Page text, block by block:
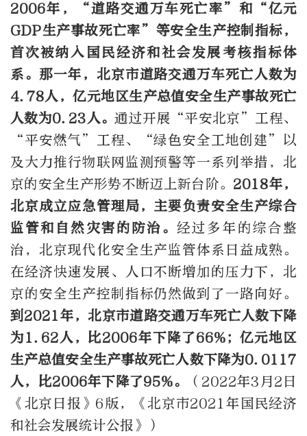
2006年，“道路交通万车死亡率”和“亿元
GDP生产事故死亡率”等安全生产控制指标，
首次被纳入国民经济和社会发展考核指标体
系。那一年，北京市道路交通万车死亡人数为
4.78人，亿元地区生产总值安全生产事故死亡
人数为0.23人。通过开展“平安北京”工程、
“平安燃气”工程、“绿色安全工地创建”以
及大力推行物联网监测预警等一系列举措，北
京的安全生产形势不断迈上新台阶。 2018年，
北京成立应急管理局，主要负责安全生产综合
监管和自然灾害的防治。经过多年的综合整
治，北京现代化安全生产监管体系日益成熟。
在经济快速发展、人口不断增加的压力下，北
京的安全生产控制指标仍然做到了一路向好。
到2021年，北京市道路交通万车死亡人数下降
为1.62人，比2006年下降了66%；亿元地区
生产总值安全生产事故死亡人数下降为0.0117
人，比2006年下降了95%。
（2022年3月2日
《北京日报》6版，《北京市2021年国民经济
和社会发展统计公报》）